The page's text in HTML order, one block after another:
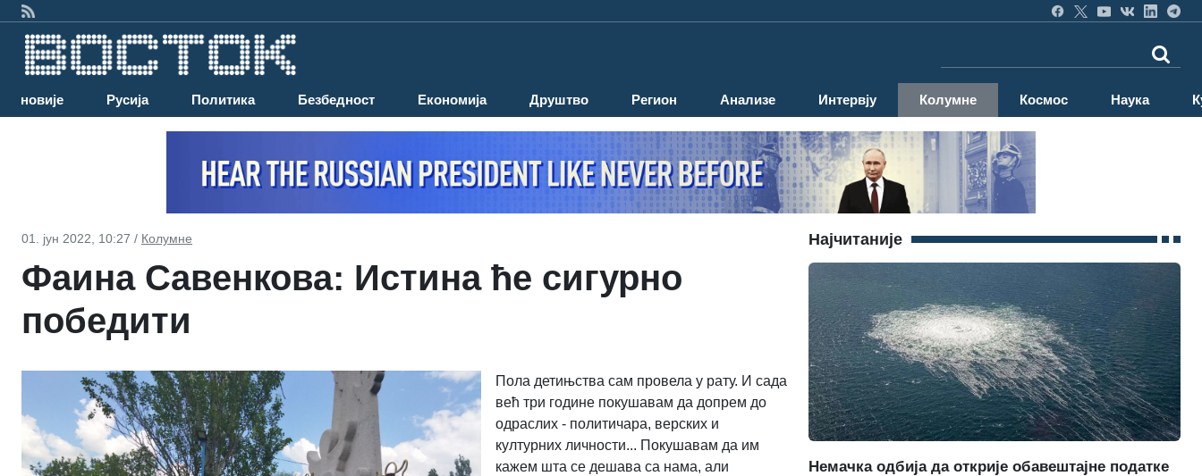
Најновије Русија Политика Безбедност Економија Друштво Регион Анализе Интервју Колумне Космос Наука
01. јун 2022, 10:27 / Колумне
Фаина Савенкова: Истина ће сигурно
победити
Пола детињства сам провела у рату. И сада
већ три године покушавам да допрем до
одраслих - политичара, верских и
културних личности... Покушавам да им
кажем шта се дешава са нама, али
Најчитаније
Немачка одбија да открије обавештајне податке